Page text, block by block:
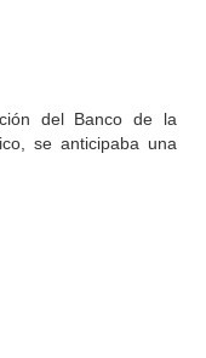
del Banco de la
se anticipaba una